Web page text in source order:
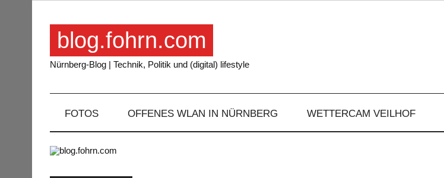
blog.fohrn.com
Nürnberg-Blog | Technik, Politik und (digital) lifestyle
FOTOS OFFENES WLAN IN NÜRNBERG WETTERCAM VEILHOF